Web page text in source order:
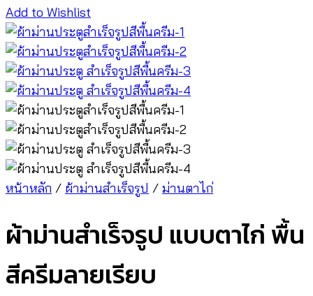
Add to Wishlist
หน้าหลัก / ผ้าม่านสำเร็จรูป / ม่านตาไก่
ผ้าม่านสำเร็จรูป แบบตาไก่ พื้น
สีครีมลายเรียบ